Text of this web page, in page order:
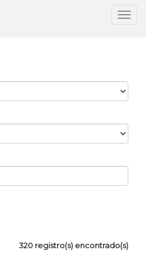
320 registro(s) encontrado(s)